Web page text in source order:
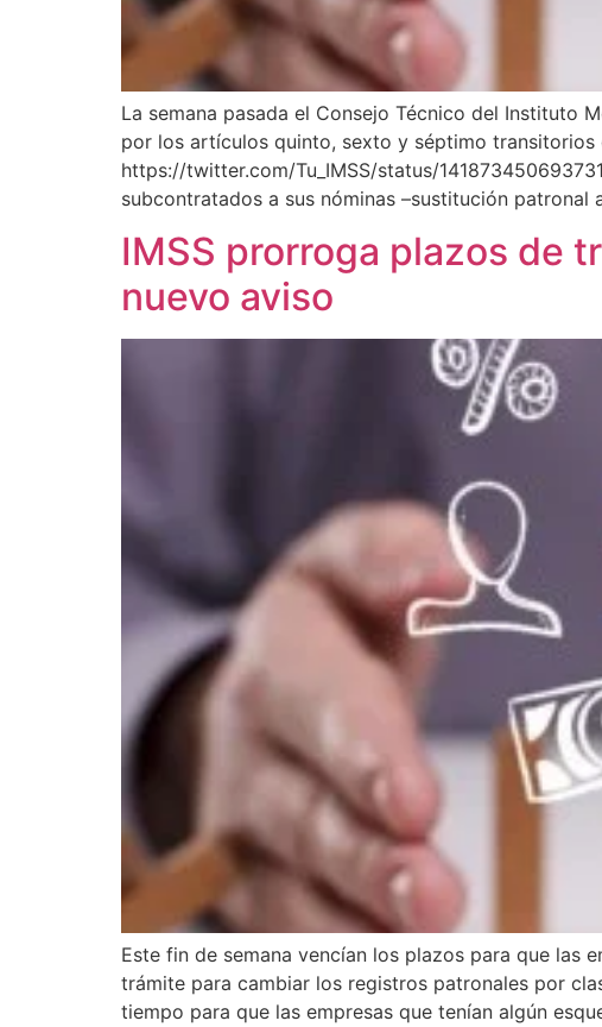
La semana pasada el Consejo Técnico del Instituto
por los artículos quinto, sexto y séptimo
https://twitter.com/Tu_IMSS/status/
subcontratados a sus nóminas –sustitución patronal
IMSS prorroga plazos de
nuevo aviso
Este fin de semana vencían los plazos para que las
trámite para cambiar los registros patronales por
tiempo para que las empresas que tenían algún